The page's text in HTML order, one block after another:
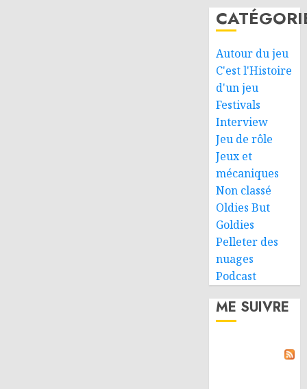
Autour du jeu
C'est l'Histoire
d'un jeu
Festivals
Interview
Jeu de rôle
Jeux et
mécaniques
Non classé
Oldies But
Goldies
Pelleter des
nuages
Podcast
ME SUIVRE